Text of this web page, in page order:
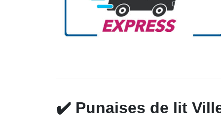
✔️ Punaises de lit